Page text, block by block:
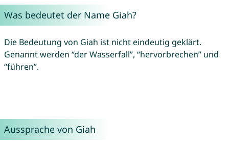
Was bedeutet der Name Giah?
Die Bedeutung von Giah ist nicht eindeutig geklärt.
Genannt werden “der Wasserfall”, “hervorbrechen” und
“führen”.
Aussprache von Giah